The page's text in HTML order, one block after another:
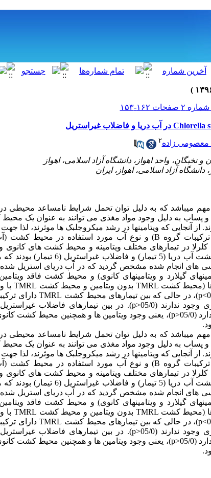
معصومی زاده۲
میباشد که به دلیل توان تحمل شرایط نامساعد محیطی
و پساب به دلیل وجود مواد مغذی میتوانند به عنوان یک
از آنجایی که ویتامین­ها در رشد میکروجلبک ها موثرند، لذا
ترکیبات گروه B) و نوع آب مورد استفاده در محیط کشت
کلرلا در تیمارهای مختلف ویتامینه و محیط کشتهای کانوی و
های انجام شده مشخص گردید که در آب دریای استریل
گیلارد و ویتامین­های کانوی) و محیط کشت فاقد
(محیط کشت TMRL بدون ویتامین و محیط کشت TMRL با
p<)، در حالی که بین تیمارهای محیط کشت TMRLدارای
وجود ندارند (05/0 p>). در بین تیمارهای فاضلاب
(05/0
p>)، یعنی وجود ویتامین ها و همچنین محیط کشت
.
میباشد که به دلیل توان تحمل شرایط نامساعد محیطی
و پساب به دلیل وجود مواد مغذی میتوانند به عنوان یک
از آنجایی که ویتامین­ها در رشد میکروجلبک ها موثرند، لذا
ترکیبات گروه B) و نوع آب مورد استفاده در محیط کشت
کلرلا در تیمارهای مختلف ویتامینه و محیط کشتهای کانوی و
های انجام شده مشخص گردید که در آب دریای استریل
گیلارد و ویتامین­های کانوی) و محیط کشت فاقد
(محیط کشت TMRL بدون ویتامین و محیط کشت TMRL با
p<)، در حالی که بین تیمارهای محیط کشت TMRLدارای
وجود ندارند (05/0 p>). در بین تیمارهای فاضلاب
(05/0
p>)، یعنی وجود ویتامین ها و همچنین محیط کشت
.